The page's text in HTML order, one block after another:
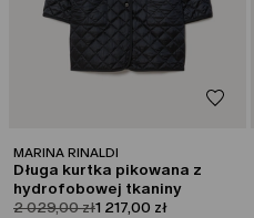
MARINA RINALDI
Długa kurtka pikowana z
hydrofobowej tkaniny
product.price.original
2 029,00 złproduct.price.sale
1 217,00 zł